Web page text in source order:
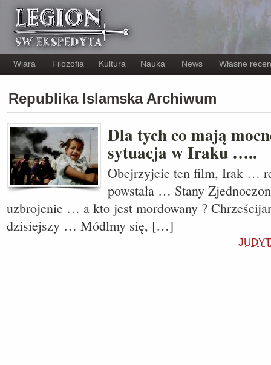
Wiara Filozofia Kultura Nauka News Własne
Republika Islamska Archiwum
Dla tych co mają
sytuacja w Iraku …..
Obejrzyjcie ten film, Irak …
powstała … Stany
uzbrojenie … a kto jest mordowany ?
dzisiejszy … Módlmy się, […]